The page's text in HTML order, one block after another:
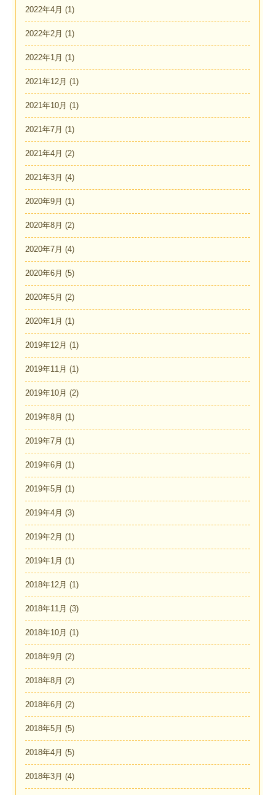
2022年4月 (1)
2022年2月 (1)
2022年1月 (1)
2021年12月 (1)
2021年10月 (1)
2021年7月 (1)
2021年4月 (2)
2021年3月 (4)
2020年9月 (1)
2020年8月 (2)
2020年7月 (4)
2020年6月 (5)
2020年5月 (2)
2020年1月 (1)
2019年12月 (1)
2019年11月 (1)
2019年10月 (2)
2019年8月 (1)
2019年7月 (1)
2019年6月 (1)
2019年5月 (1)
2019年4月 (3)
2019年2月 (1)
2019年1月 (1)
2018年12月 (1)
2018年11月 (3)
2018年10月 (1)
2018年9月 (2)
2018年8月 (2)
2018年6月 (2)
2018年5月 (5)
2018年4月 (5)
2018年3月 (4)